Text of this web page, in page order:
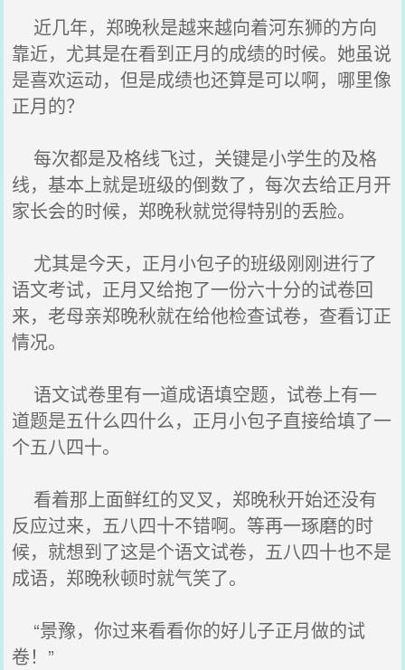
近几年，郑晚秋是越来越向着河东狮的方向
靠近，尤其是在看到正月的成绩的时候。她虽说
是喜欢运动，但是成绩也还算是可以啊，哪里像
正月的？
每次都是及格线飞过，关键是小学生的及格
线，基本上就是班级的倒数了，每次去给正月开
家长会的时候，郑晚秋就觉得特别的丢脸。
尤其是今天，正月小包子的班级刚刚进行了
语文考试，正月又给抱了一份六十分的试卷回
来，老母亲郑晚秋就在给他检查试卷，查看订正
情况。
语文试卷里有一道成语填空题，试卷上有一
道题是五什么四什么，正月小包子直接给填了一
个五八四十。
看着那上面鲜红的叉叉，郑晚秋开始还没有
反应过来，五八四十不错啊。等再一琢磨的时
候，就想到了这是个语文试卷，五八四十也不是
成语，郑晚秋顿时就气笑了。
“景豫，你过来看看你的好儿子正月做的试
卷！”